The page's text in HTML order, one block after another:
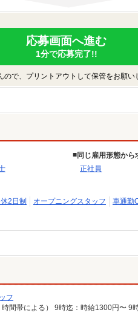
応募画面へ進む
1分で応募完了!!
で、プリントアウトして保管をお願い
同じ雇用形態から
正社員
2日制 オープニングスタッフ 車通勤
フ